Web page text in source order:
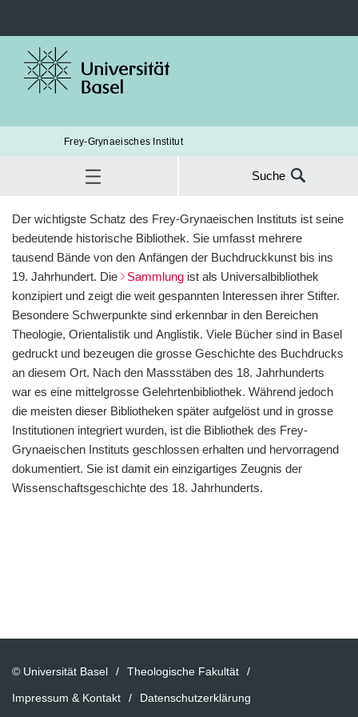
Frey-Grynaeisches Institut
Suche
nach:
Bibliothek
Entstehung
Bestand
Kataloge
Besuche
Der wichtigste Schatz des Frey-Grynaeischen Instituts ist seine
bedeutende historische Bibliothek. Sie umfasst mehrere
tausend Bände von den Anfängen der Buchdruckkunst bis ins
19. Jahrhundert. Die
Sammlung ist als Universalbibliothek
konzipiert und zeigt die weit gespannten Interessen ihrer Stifter.
Besondere Schwerpunkte sind erkennbar in den Bereichen
Theologie, Orientalistik und Anglistik. Viele Bücher sind in Basel
gedruckt und bezeugen die grosse Geschichte des Buchdrucks
an diesem Ort. Nach den Massstäben des 18. Jahrhunderts
war es eine mittelgrosse Gelehrtenbibliothek. Während jedoch
die meisten dieser Bibliotheken später aufgelöst und in grosse
Institutionen integriert wurden, ist die Bibliothek des Frey-
Grynaeischen Instituts geschlossen erhalten und hervorragend
dokumentiert. Sie ist damit ein einzigartiges Zeugnis der
Wissenschaftsgeschichte des 18. Jahrhunderts.
© Universität Basel
Theologische Fakultät
Impressum & Kontakt
Datenschutzerklärung